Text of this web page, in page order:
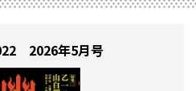
2026年5月号